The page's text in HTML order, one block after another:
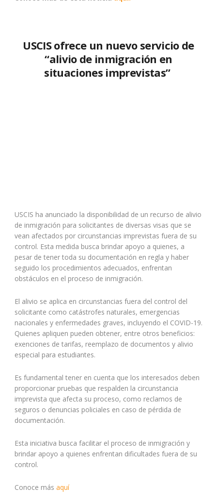
USCIS ofrece un nuevo servicio de
“alivio de inmigración en
situaciones imprevistas”
USCIS ha anunciado la disponibilidad de un recurso de alivio
de inmigración para solicitantes de diversas visas que se
vean afectados por circunstancias imprevistas fuera de su
control. Esta medida busca brindar apoyo a quienes, a
pesar de tener toda su documentación en regla y haber
seguido los procedimientos adecuados, enfrentan
obstáculos en el proceso de inmigración.
El alivio se aplica en circunstancias fuera del control del
solicitante como catástrofes naturales, emergencias
nacionales y enfermedades graves, incluyendo el COVID-19.
Quienes apliquen pueden obtener, entre otros beneficios:
exenciones de tarifas, reemplazo de documentos y alivio
especial para estudiantes.
Es fundamental tener en cuenta que los interesados deben
proporcionar pruebas que respalden la circunstancia
imprevista que afecta su proceso, como reclamos de
seguros o denuncias policiales en caso de pérdida de
documentación.
Esta iniciativa busca facilitar el proceso de inmigración y
brindar apoyo a quienes enfrentan dificultades fuera de su
control.
Conoce más aquí